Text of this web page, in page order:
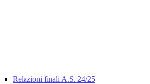
Relazioni finali A.S. 24/25